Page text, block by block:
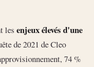
les enjeux élevés d'une
de 2021 de Cleo
74 %